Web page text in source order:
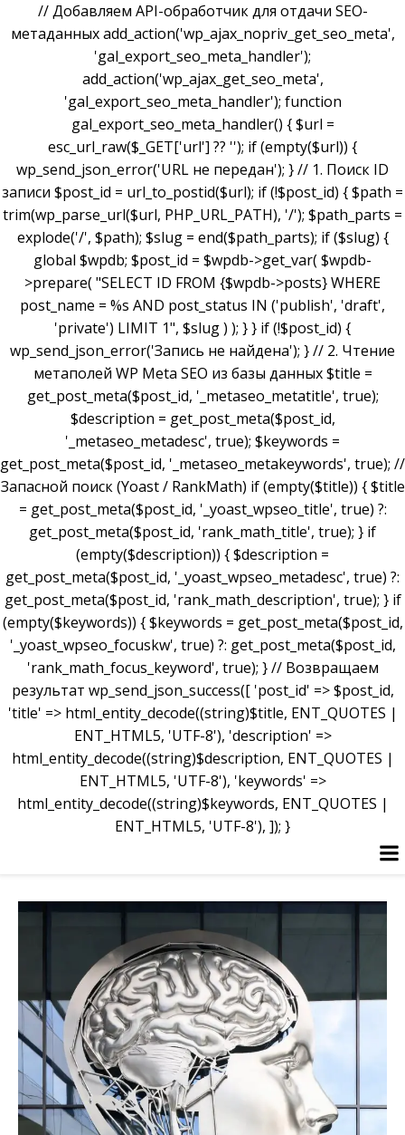
// Добавляем API-обработчик для отдачи SEO-
метаданных add_action('wp_ajax_nopriv_get_seo_meta',
'gal_export_seo_meta_handler');
add_action('wp_ajax_get_seo_meta',
'gal_export_seo_meta_handler'); function
gal_export_seo_meta_handler() { $url =
esc_url_raw($_GET['url'] ?? ''); if (empty($url)) {
wp_send_json_error('URL не передан'); } // 1. Поиск ID
записи $post_id = url_to_postid($url); if (!$post_id) { $path =
trim(wp_parse_url($url, PHP_URL_PATH), '/'); $path_parts =
explode('/', $path); $slug = end($path_parts); if ($slug) {
global $wpdb; $post_id = $wpdb->get_var( $wpdb-
>prepare( "SELECT ID FROM {$wpdb->posts} WHERE
post_name = %s AND post_status IN ('publish', 'draft',
'private') LIMIT 1", $slug ) ); } } if (!$post_id) {
wp_send_json_error('Запись не найдена'); } // 2. Чтение
метаполей WP Meta SEO из базы данных $title =
get_post_meta($post_id, '_metaseo_metatitle', true);
$description = get_post_meta($post_id,
'_metaseo_metadesc', true); $keywords =
get_post_meta($post_id, '_metaseo_metakeywords', true); //
Запасной поиск (Yoast / RankMath) if (empty($title)) { $title
= get_post_meta($post_id, '_yoast_wpseo_title', true) ?:
get_post_meta($post_id, 'rank_math_title', true); } if
(empty($description)) { $description =
get_post_meta($post_id, '_yoast_wpseo_metadesc', true) ?:
get_post_meta($post_id, 'rank_math_description', true); } if
(empty($keywords)) { $keywords = get_post_meta($post_id,
'_yoast_wpseo_focuskw', true) ?: get_post_meta($post_id,
'rank_math_focus_keyword', true); } // Возвращаем
результат wp_send_json_success([ 'post_id' => $post_id,
'title' => html_entity_decode((string)$title, ENT_QUOTES |
ENT_HTML5, 'UTF-8'), 'description' =>
html_entity_decode((string)$description, ENT_QUOTES |
ENT_HTML5, 'UTF-8'), 'keywords' =>
html_entity_decode((string)$keywords, ENT_QUOTES |
ENT_HTML5, 'UTF-8'), ]); }